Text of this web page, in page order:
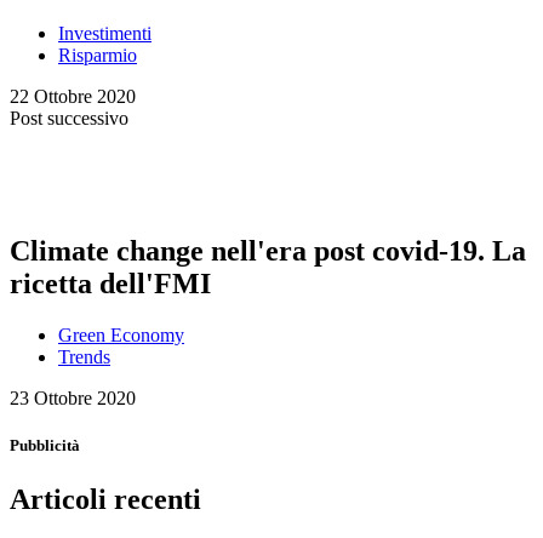
Investimenti
Risparmio
22 Ottobre 2020
Post successivo
Climate change nell'era post covid-19. La
ricetta dell'FMI
Green Economy
Trends
23 Ottobre 2020
Pubblicità
Articoli recenti